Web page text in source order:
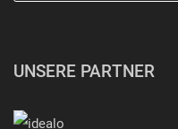
UNSERE PARTNER